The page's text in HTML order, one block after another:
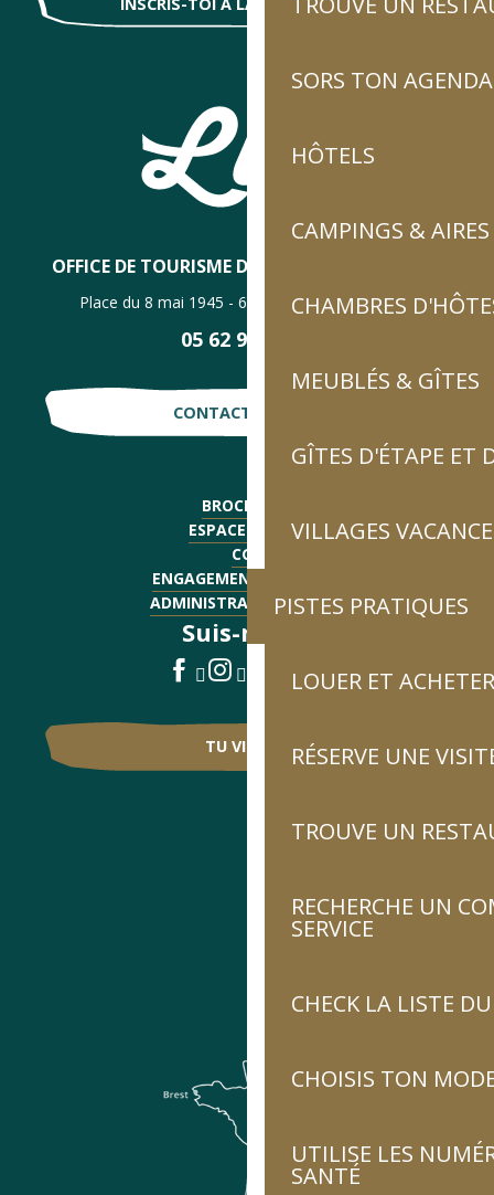
SORS TON AGENDA
HÔTELS
CAMPINGS &
CHAMBRES
MEUBLÉS & GÎTES
GÎTES D'ÉTAPE ET
VILLAGES
PISTES PRATIQUES
LOUER ET
RÉSERVE UNE
TROUVE UN
RECHERCHE UN
SERVICE
CHECK LA LISTE
CHOISIS TON
UTILISE LES
SANTÉ
OFFICE DE TOURISME DE LUZ-SAINT-SAUVEUR
Place du 8 mai 1945 - 65120 Luz-Saint-Sauveur
05 62 92 30 30
CONTACTE-NOUS !
BROCHURES
ESPACE PRESSE
CGV
ENGAGEMENTS QUALITÉ
ADMINISTRATIF - EMPLOI
Suis-nous !
TU VIENS ?